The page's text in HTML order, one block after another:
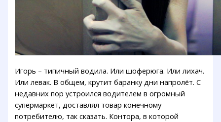
Игорь – типичный водила. Или шоферюга. Или лихач.
Или левак. В общем, крутит баранку дни напролёт. С
недавних пор устроился водителем в огромный
супермаркет, доставлял товар конечному
потребителю, так сказать. Контора, в которой